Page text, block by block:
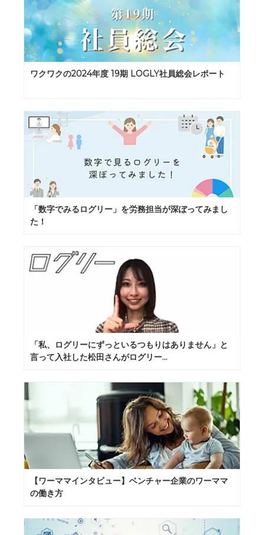
ワクワクの2024年度 19期 LOGLY社員総会レポート
「数字でみるログリー」を労務担当が深ぼってみまし
た！
「私、ログリーにずっといるつもりはありません」と
言って入社した松田さんがログリー...
【ワーママインタビュー】ベンチャー企業のワーママ
の働き方